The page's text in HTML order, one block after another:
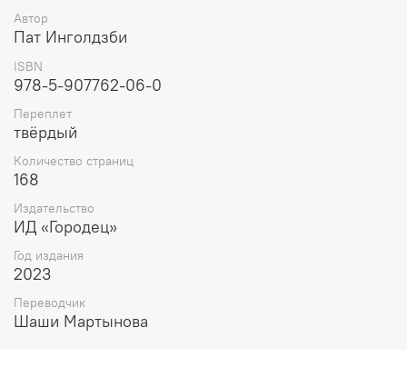
Автор
Пат Инголдзби
ISBN
978-5-907762-06-0
Переплет
твёрдый
Количество страниц
168
Издательство
ИД «Городец»
Год издания
2023
Переводчик
Шаши Мартынова